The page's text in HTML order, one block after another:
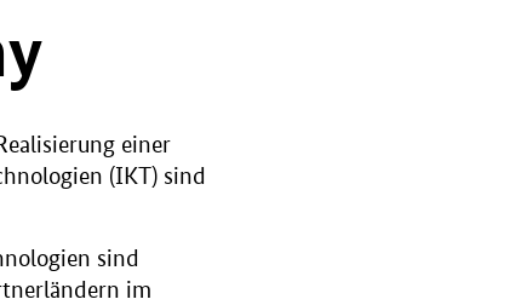
einer
(IKT) sind
sind
im